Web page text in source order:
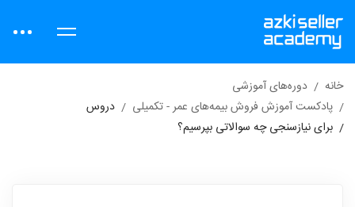
خانه
دوره‌های آموزشی
پادکست آموزش فروش بیمه‌های عمر - تکمیلی
دروس
برای نیازسنجی چه سوالاتی بپرسیم؟